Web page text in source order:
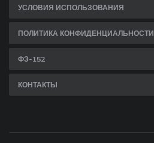
УСЛОВИЯ ИСПОЛЬЗОВАНИЯ
ПОЛИТИКА КОНФИДЕНЦИАЛЬНОСТИ
ФЗ-152
КОНТАКТЫ